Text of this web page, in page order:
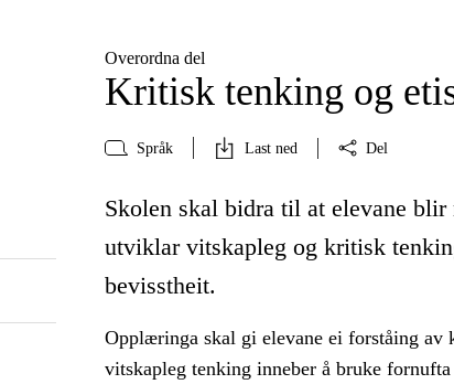
Overordna del
Kritisk tenking og
Språk Last ned Del
Skolen skal bidra til at elevane
utviklar vitskapleg og kritisk
bevisstheit.
Opplæringa skal gi elevane ei forståing
vitskapleg tenking inneber å bruke